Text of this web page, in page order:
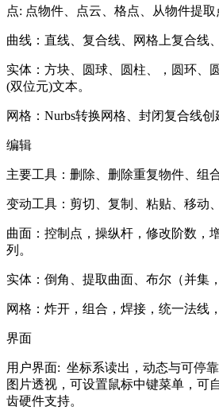
点: 点物件、点云、格点、从物件提
曲线：直线、复合线、网格上复合线
实体：方块、圆球、圆柱、，圆环、
(双位元)文本。
网格：Nurbs转换网格、封闭复合线
编辑
主要工具：删除、删除重复物件、组
变动工具：剪切、复制、粘贴、移动
曲面：控制点，操纵杆，修改阶数，
列。
实体：倒角、提取曲面、布尔（并集
网格：炸开，组合，焊接，统一法线
界面
用户界面: 坐标系读出，动态与可停
图片透视，可设置鼠标中键菜单，可
齿硬件支持。